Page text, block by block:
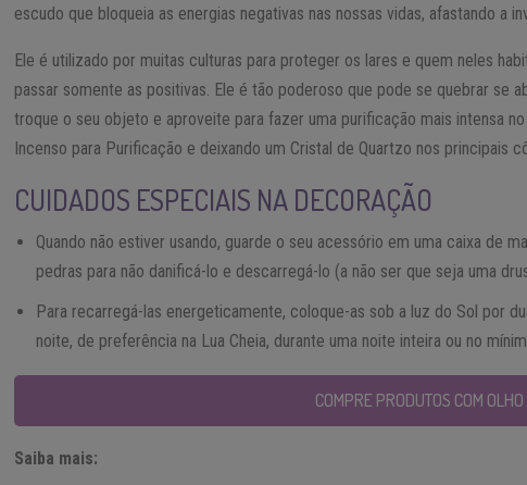
escudo que bloqueia as energias negativas nas nossas vidas, afastando a
Ele é utilizado por muitas culturas para proteger os lares e quem neles
passar somente as positivas. Ele é tão poderoso que pode se quebrar se
troque o seu objeto e aproveite para fazer uma purificação mais intensa
Incenso para Purificação e deixando um Cristal de Quartzo nos principais
CUIDADOS ESPECIAIS NA DECORAÇÃO
Quando não estiver usando, guarde o seu acessório em uma caixa de
pedras para não danificá-lo e descarregá-lo (a não ser que seja uma
Para recarregá-las energeticamente, coloque-as sob a luz do Sol por
noite, de preferência na Lua Cheia, durante uma noite inteira ou no
COMPRE PRODUTOS COM OLHO
Saiba mais: